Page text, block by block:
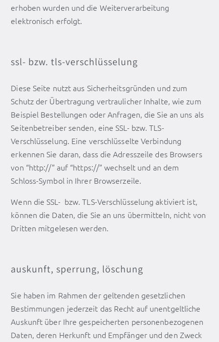
erhoben wurden und die Weiterverarbeitung
elektronisch erfolgt.
ssl- bzw. tls-verschlüsselung
Diese Seite nutzt aus Sicherheitsgründen und zum
Schutz der Übertragung vertraulicher Inhalte, wie zum
Beispiel Bestellungen oder Anfragen, die Sie an uns als
Seitenbetreiber senden, eine SSL- bzw. TLS-
Verschlüsselung. Eine verschlüsselte Verbindung
erkennen Sie daran, dass die Adresszeile des Browsers
von “http://” auf “https://” wechselt und an dem
Schloss-Symbol in Ihrer Browserzeile.
Wenn die SSL- bzw. TLS-Verschlüsselung aktiviert ist,
können die Daten, die Sie an uns übermitteln, nicht von
Dritten mitgelesen werden.
auskunft, sperrung, löschung
Sie haben im Rahmen der geltenden gesetzlichen
Bestimmungen jederzeit das Recht auf unentgeltliche
Auskunft über Ihre gespeicherten personenbezogenen
Daten, deren Herkunft und Empfänger und den Zweck